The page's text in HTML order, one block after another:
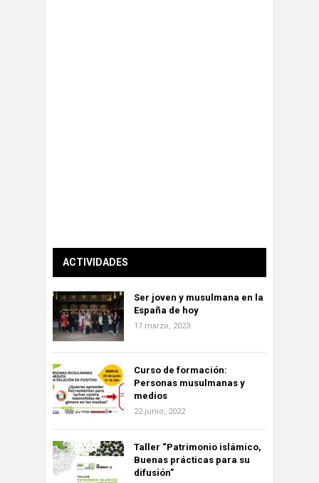
ACTIVIDADES
Ser joven y musulmana en la
España de hoy
17 marzo, 2023
Curso de formación:
Personas musulmanas y
medios
22 junio, 2022
Taller “Patrimonio islámico,
Buenas prácticas para su
difusión”